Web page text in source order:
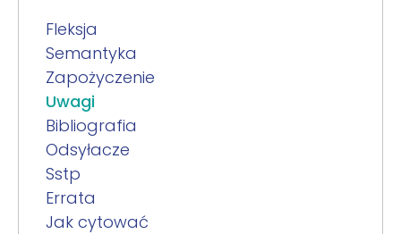
Fleksja
Semantyka
Zapożyczenie
Uwagi
Bibliografia
Odsyłacze
Sstp
Errata
Jak cytować